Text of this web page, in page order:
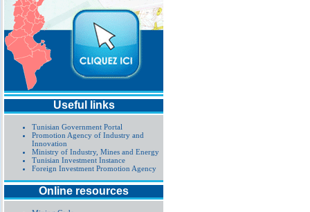
Useful links
Tunisian Government Portal
Promotion Agency of Industry and
Innovation
Ministry of Industry, Mines and Energy
Tunisian Investment Instance
Foreign Investment Promotion Agency
Online resources